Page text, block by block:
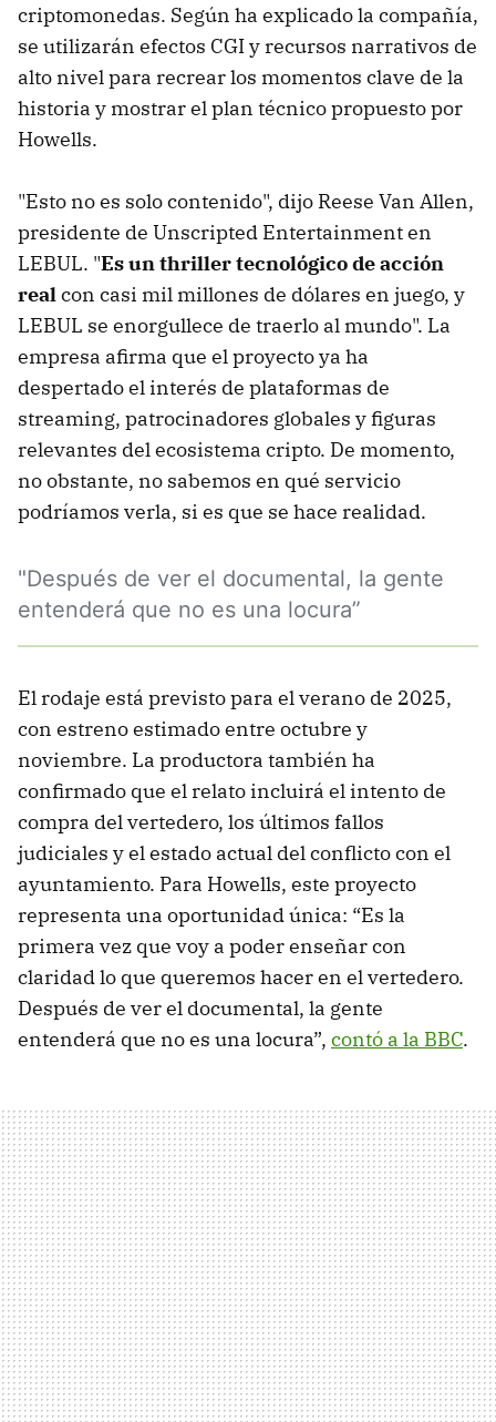
criptomonedas. Según ha explicado la compañía,
se utilizarán efectos CGI y recursos narrativos de
alto nivel para recrear los momentos clave de la
historia y mostrar el plan técnico propuesto por
Howells.
"Esto no es solo contenido", dijo Reese Van Allen,
presidente de Unscripted Entertainment en
LEBUL. "Es un thriller tecnológico de acción
realcon casi mil millones de dólares en juego, y
LEBUL se enorgullece de traerlo al mundo". La
empresa afirma que el proyecto ya ha
despertado el interés de plataformas de
streaming, patrocinadores globales y figuras
relevantes del ecosistema cripto. De momento,
no obstante, no sabemos en qué servicio
podríamos verla, si es que se hace realidad.
"Después de ver el documental, la gente
entenderá que no es una locura”
El rodaje está previsto para el verano de 2025,
con estreno estimado entre octubre y
noviembre. La productora también ha
confirmado que el relato incluirá el intento de
compra del vertedero, los últimos fallos
judiciales y el estado actual del conflicto con el
ayuntamiento. Para Howells, este proyecto
representa una oportunidad única: “Es la
primera vez que voy a poder enseñar con
claridad lo que queremos hacer en el vertedero.
Después de ver el documental, la gente
entenderá que no es una locura”, contó a la BBC.